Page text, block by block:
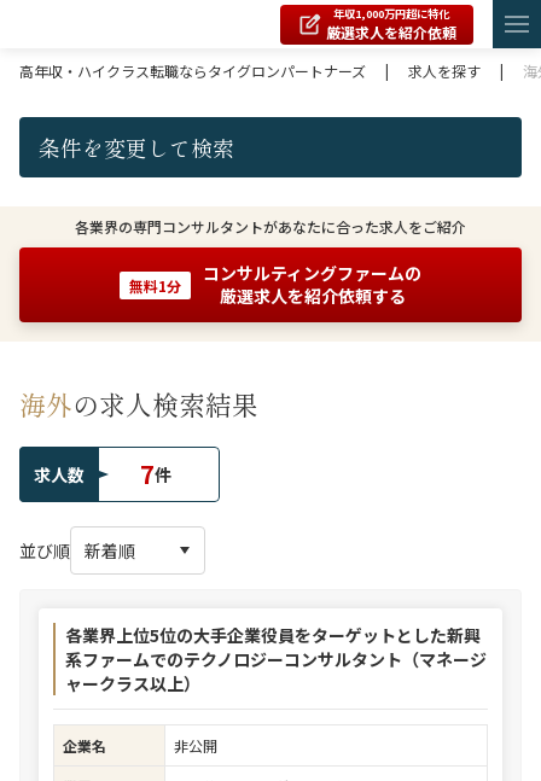
年収1,000万円超に特化
厳選求人を紹介依頼
高年収・ハイクラス転職ならタイグロンパートナーズ
| 求人を探す | 海
条件を変更して検索
各業界の専門コンサルタントがあなたに合った求人をご紹介
無料1分
コンサルティングファームの
厳選求人を紹介依頼する
海外の求人検索結果
求人数 7件
並び順
各業界上位5位の大手企業役員をターゲットとした新興
系ファームでのテクノロジーコンサルタント（マネージ
ャークラス以上）
企業名
非公開